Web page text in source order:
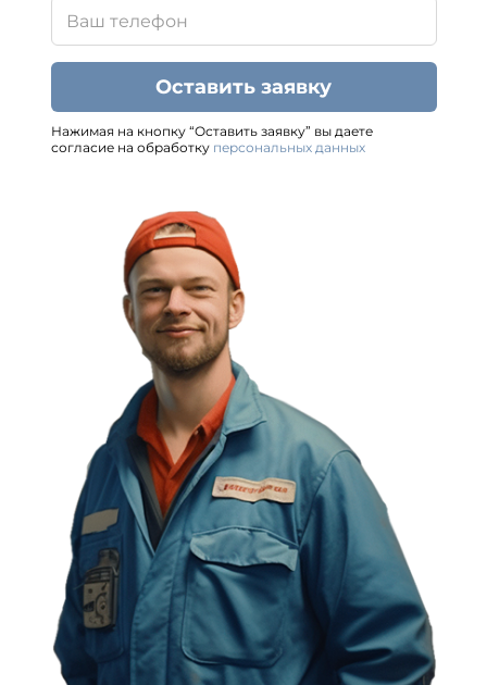
Оставить заявку
Нажимая на кнопку “Оставить заявку” вы даете
согласие на обработку персональных данных